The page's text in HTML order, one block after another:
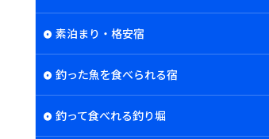
素泊まり・格安宿
釣った魚を食べられる宿
釣って食べれる釣り堀